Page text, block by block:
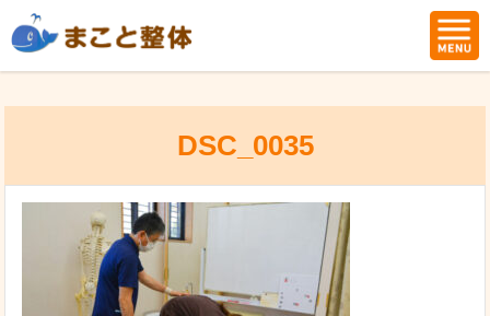
DSC_0035